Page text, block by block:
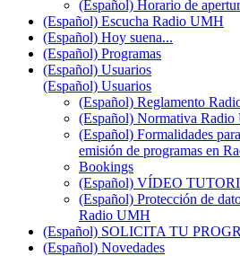
(Español) Horario de
(Español) Escucha Radio UMH
(Español) Hoy suena...
(Español) Programas
(Español) Usuarios
(Español) Usuarios
(Español) Reglamento
(Español) Normativa
(Español) Formalidades
emisión de programas en
Bookings
(Español) VÍDEO
(Español) Protección de
Radio UMH
(Español) SOLICITA TU
(Español) Novedades